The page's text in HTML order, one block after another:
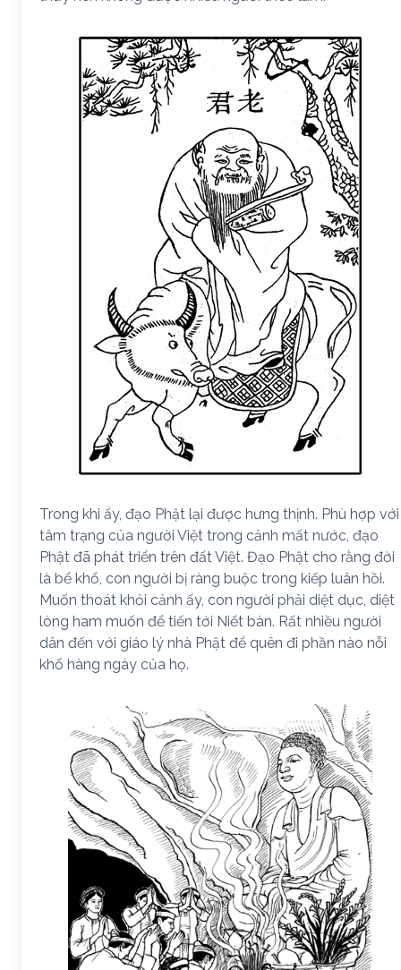
Trong khi ấy, đạo Phật lại được hưng thịnh. Phù hợp với
tâm trạng của người Việt trong cảnh mất nước, đạo
Phật đã phát triển trên đất Việt. Đạo Phật cho rằng đời
là bể khổ, con người bị ràng buộc trong kiếp luân hồi.
Muốn thoát khỏi cảnh ấy, con người phải diệt dục, diệt
lòng ham muốn để tiến tới Niết bàn. Rất nhiều người
dân đến với giáo lý nhà Phật để quên đi phần nào nỗi
khổ hàng ngày của họ.